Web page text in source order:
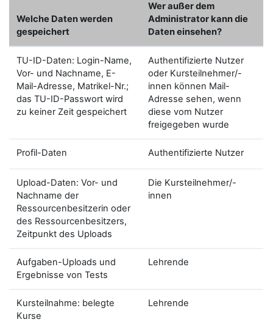
Welche Daten werden
gespeichert
Wer außer dem
Administrator kann die
Daten einsehen?
TU-ID-Daten: Login-Name,
Vor- und Nachname, E-
Mail-Adresse, Matrikel-Nr.;
das TU-ID-Passwort wird
zu keiner Zeit gespeichert
Authentifizierte Nutzer
oder Kursteilnehmer/-
innen können Mail-
Adresse sehen, wenn
diese vom Nutzer
freigegeben wurde
Profil-Daten Authentifizierte Nutzer
Upload-Daten: Vor- und
Nachname der
Ressourcenbesitzerin oder
des Ressourcenbesitzers,
Zeitpunkt des Uploads
Die Kursteilnehmer/-
innen
Aufgaben-Uploads und
Ergebnisse von Tests
Lehrende
Kursteilnahme: belegte
Kurse
Lehrende